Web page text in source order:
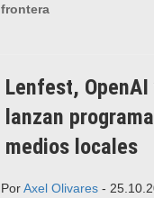
frontera
Lenfest,
lanzan
medios locales
PorAxel Olivares -